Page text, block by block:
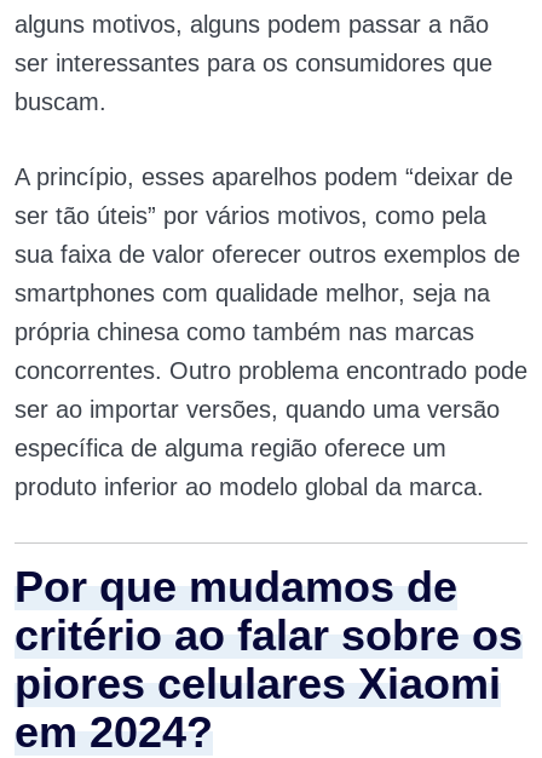
alguns motivos, alguns podem passar a não
ser interessantes para os consumidores que
buscam.
A princípio, esses aparelhos podem “deixar de
ser tão úteis” por vários motivos, como pela
sua faixa de valor oferecer outros exemplos de
smartphones com qualidade melhor, seja na
própria chinesa como também nas marcas
concorrentes. Outro problema encontrado pode
ser ao importar versões, quando uma versão
específica de alguma região oferece um
produto inferior ao modelo global da marca.
Por que mudamos de
critério ao falar sobre os
piores celulares Xiaomi
em 2024?